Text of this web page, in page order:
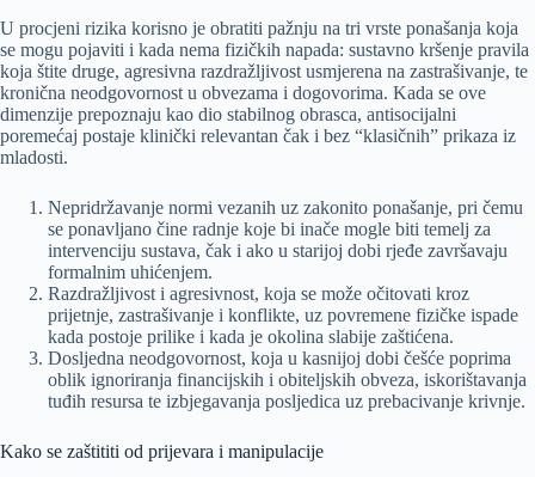
U procjeni rizika korisno je obratiti pažnju na tri vrste ponašanja koja
se mogu pojaviti i kada nema fizičkih napada: sustavno kršenje pravila
koja štite druge, agresivna razdražljivost usmjerena na zastrašivanje, te
kronična neodgovornost u obvezama i dogovorima. Kada se ove
dimenzije prepoznaju kao dio stabilnog obrasca, antisocijalni
poremećaj postaje klinički relevantan čak i bez “klasičnih” prikaza iz
mladosti.
Nepridržavanje normi vezanih uz zakonito ponašanje, pri čemu
se ponavljano čine radnje koje bi inače mogle biti temelj za
intervenciju sustava, čak i ako u starijoj dobi rjeđe završavaju
formalnim uhićenjem.
Razdražljivost i agresivnost, koja se može očitovati kroz
prijetnje, zastrašivanje i konflikte, uz povremene fizičke ispade
kada postoje prilike i kada je okolina slabije zaštićena.
Dosljedna neodgovornost, koja u kasnijoj dobi češće poprima
oblik ignoriranja financijskih i obiteljskih obveza, iskorištavanja
tuđih resursa te izbjegavanja posljedica uz prebacivanje krivnje.
Kako se zaštititi od prijevara i manipulacije